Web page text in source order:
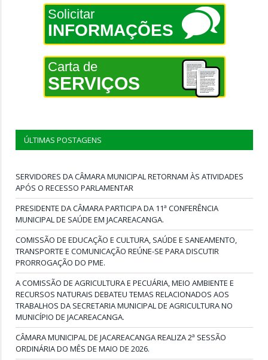
Solicitar
INFORMAÇÕES
Carta de
SERVIÇOS
ÚLTIMAS POSTAGENS
SERVIDORES DA CÂMARA MUNICIPAL RETORNAM ÀS ATIVIDADES
APÓS O RECESSO PARLAMENTAR
PRESIDENTE DA CÂMARA PARTICIPA DA 11ª CONFERÊNCIA
MUNICIPAL DE SAÚDE EM JACAREACANGA.
COMISSÃO DE EDUCAÇÃO E CULTURA, SAÚDE E SANEAMENTO,
TRANSPORTE E COMUNICAÇÃO REÚNE-SE PARA DISCUTIR
PRORROGAÇÃO DO PME.
A COMISSÃO DE AGRICULTURA E PECUÁRIA, MEIO AMBIENTE E
RECURSOS NATURAIS DEBATEU TEMAS RELACIONADOS AOS
TRABALHOS DA SECRETARIA MUNICIPAL DE AGRICULTURA NO
MUNICÍPIO DE JACAREACANGA.
CÂMARA MUNICIPAL DE JACAREACANGA REALIZA 2ª SESSÃO
ORDINÁRIA DO MÊS DE MAIO DE 2026.